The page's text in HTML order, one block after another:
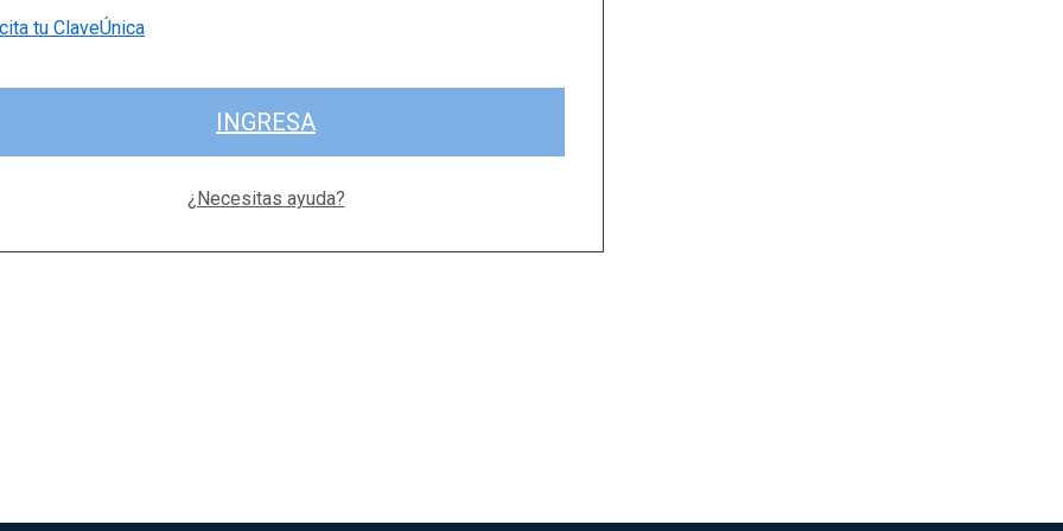
tu ClaveÚnica
INGRESA
¿Necesitas ayuda?